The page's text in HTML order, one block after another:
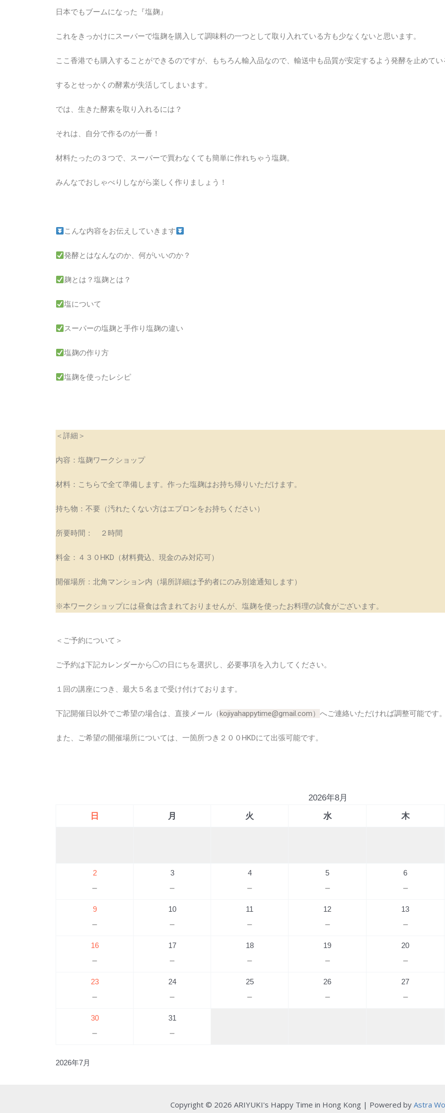
日本でもブームになった『塩麹』
これをきっかけにスーパーで塩麹を購入して調味料の一つとして取り入れている方も少なくないと思います。
ここ香港でも購入することができるのですが、もちろん輸入品なので、輸送中も品質が安定するよう発酵を止めてい
するとせっかくの酵素が失活してしまいます。
では、生きた酵素を取り入れるには？
それは、自分で作るのが一番！
材料たったの３つで、スーパーで買わなくても簡単に作れちゃう塩麹。
みんなでおしゃべりしながら楽しく作りましょう！
こんな内容をお伝えしていきます
発酵とはなんなのか、何がいいのか？
麹とは？塩麹とは？
塩について
スーパーの塩麹と手作り塩麹の違い
塩麹の作り方
塩麹を使ったレシピ
＜詳細＞
内容：塩麹ワークショップ
材料：こちらで全て準備します。作った塩麹はお持ち帰りいただけます。
持ち物：不要（汚れたくない方はエプロンをお持ちください）
所要時間： ２時間
料金：４３０HKD（材料費込、現金のみ対応可）
開催場所：北角マンション内（場所詳細は予約者にのみ別途通知します）
※本ワークショップには昼食は含まれておりませんが、塩麹を使ったお料理の試食がございます。
＜ご予約について＞
ご予約は下記カレンダーから◯の日にちを選択し、必要事項を入力してください。
１回の講座につき、最大５名まで受け付けております。
下記開催日以外でご希望の場合は、直接メール（kojiyahappytime@gmail.com） へご連絡いただければ調整可能です。
また、ご希望の開催場所については、一箇所つき２００HKDにて出張可能です。
2026年8月
日 月 火 水 木
2
－
3
－
4
－
5
－
6
－
9
－
10
－
11
－
12
－
13
－
16
－
17
－
18
－
19
－
20
－
23
－
24
－
25
－
26
－
27
－
30
－
31
－
2026年7月
Copyright © 2026 ARIYUKI's Happy Time in Hong Kong | Powered by Astra